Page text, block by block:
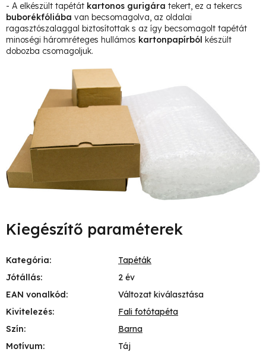
- A elkészült tapétát kartonos gurigára tekert, ez a tekercs
buborékfóliába van becsomagolva, az oldalai
ragasztószalaggal biztosítottak s az így becsomagolt tapétát
minoségi háromréteges hullámos kartonpapírból készült
dobozba csomagoljuk.
Kiegészítő paraméterek
Kategória:
Tapéták
Jótállás:
2 év
EAN vonalkód:
Változat kiválasztása
Kivitelezés:
Fali fotótapéta
Szín:
Barna
Motívum:
Táj